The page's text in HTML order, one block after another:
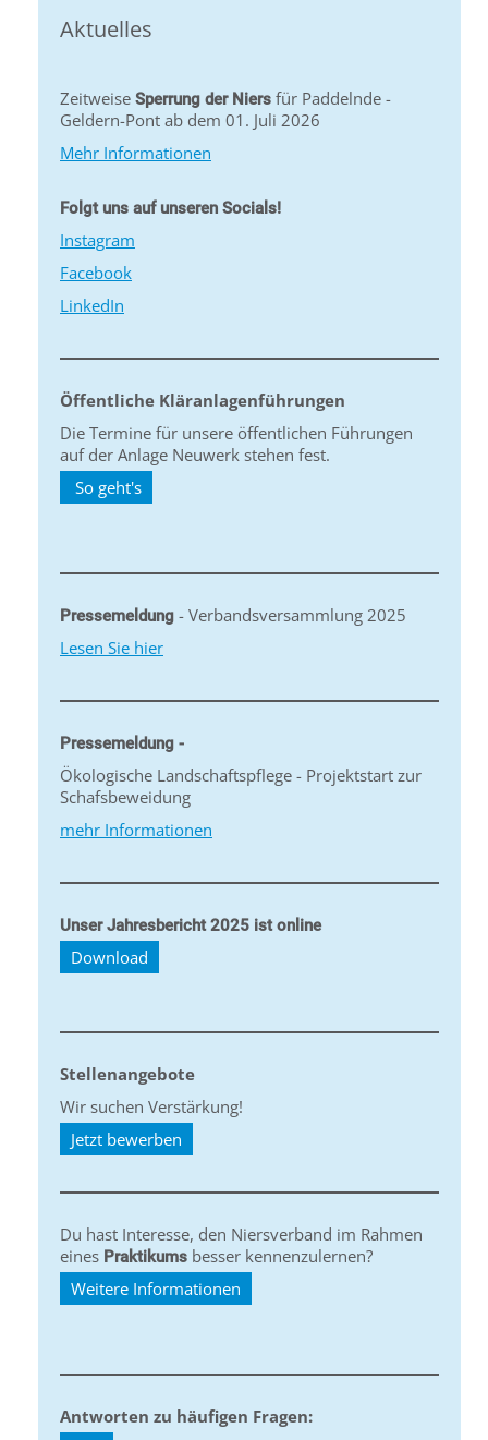
Aktuelles
Zeitweise Sperrung der Niers für Paddelnde -
Geldern-Pont ab dem 01. Juli 2026
Mehr Informationen
Folgt uns auf unseren Socials!
Instagram
Facebook
LinkedIn
Öffentliche Kläranlagenführungen
Die Termine für unsere öffentlichen Führungen
auf der Anlage Neuwerk stehen fest.
So geht's
Pressemeldung - Verbandsversammlung 2025
Lesen Sie hier
Pressemeldung -
Ökologische Landschaftspflege - Projektstart zur
Schafsbeweidung
mehr Informationen
Unser Jahresbericht 2025 ist online
Download
Stellenangebote
Wir suchen Verstärkung!
Jetzt bewerben
Du hast Interesse, den Niersverband im Rahmen
eines Praktikums besser kennenzulernen?
Weitere Informationen
Antworten zu häufigen Fragen: